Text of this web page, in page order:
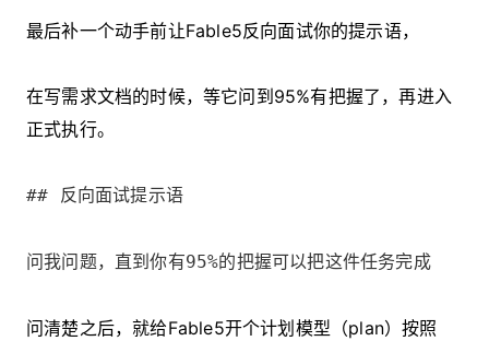
最后补一个动手前让Fable5反向面试你的提示语，
在写需求文档的时候，等它问到95%有把握了，再进入
正式执行。
## 反向面试提示语
问我问题，直到你有95%的把握可以把这件任务完成
问清楚之后，就给Fable5开个计划模型（plan）按照